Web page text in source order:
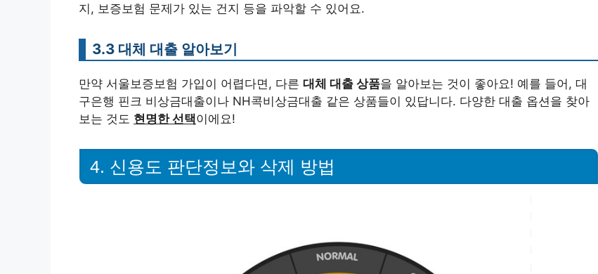
지, 보증보험 문제가 있는 건지 등을 파악할 수 있어요.
3.3 대체 대출 알아보기
만약 서울보증보험 가입이 어렵다면, 다른 대체 대출 상품을 알아보는 것이 좋아요! 예를 들어, 대
구은행 핀크 비상금대출이나 NH콕비상금대출 같은 상품들이 있답니다. 다양한 대출 옵션을 찾아
보는 것도 현명한 선택이에요!
4. 신용도 판단정보와 삭제 방법